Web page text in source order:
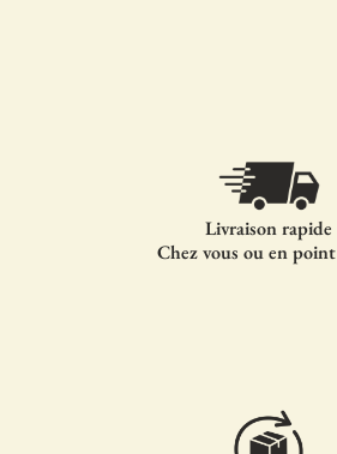
Livraison rapide
Chez vous ou en